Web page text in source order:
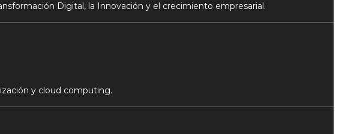
Digital, la Innovación y el crecimiento empresarial.
y cloud computing.